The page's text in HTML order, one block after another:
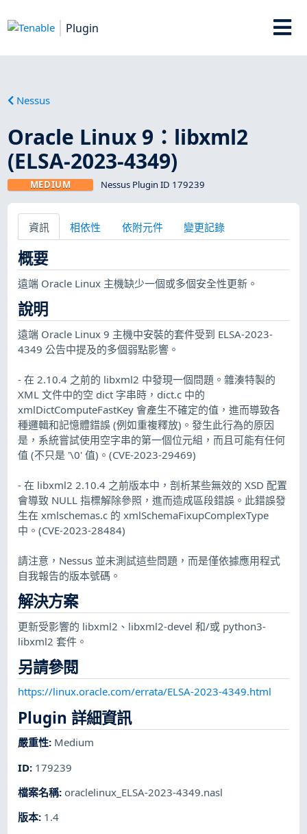
Plugin
Nessus
Oracle Linux 9：libxml2
(ELSA-2023-4349)
MEDIUM Nessus Plugin ID 179239
資訊 相依性 依附元件 變更記錄
概要
遠端 Oracle Linux 主機缺少一個或多個安全性更新。
說明
遠端 Oracle Linux 9 主機中安裝的套件受到 ELSA-2023-
4349 公告中提及的多個弱點影響。
- 在 2.10.4 之前的 libxml2 中發現一個問題。雜湊特製的
XML 文件中的空 dict 字串時，dict.c 中的
xmlDictComputeFastKey 會產生不確定的值，進而導致各
種邏輯和記憶體錯誤 (例如重複釋放)。發生此行為的原因
是，系統嘗試使用空字串的第一個位元組，而且可能有任何
值 (不只是 '\0' 值)。(CVE-2023-29469)
- 在 libxml2 2.10.4 之前版本中，剖析某些無效的 XSD 配置
會導致 NULL 指標解除參照，進而造成區段錯誤。此錯誤發
生在 xmlschemas.c 的 xmlSchemaFixupComplexType
中。(CVE-2023-28484)
請注意，Nessus 並未測試這些問題，而是僅依據應用程式
自我報告的版本號碼。
解決方案
更新受影響的 libxml2、libxml2-devel 和/或 python3-
libxml2 套件。
另請參閱
https://linux.oracle.com/errata/ELSA-2023-4349.html
Plugin 詳細資訊
嚴重性: Medium
ID: 179239
檔案名稱: oraclelinux_ELSA-2023-4349.nasl
版本: 1.4